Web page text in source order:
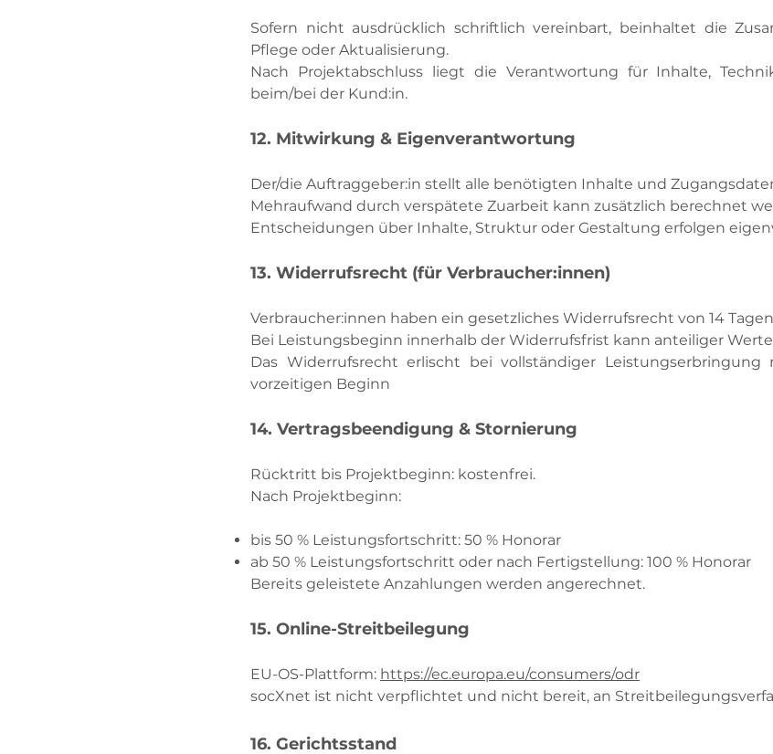
Sofern nicht ausdrücklich schriftlich vereinbart, beinhaltet die
Pflege oder Aktualisierung.
Nach Projektabschluss liegt die Verantwortung für Inhalte,
beim/bei der Kund:in.
12. Mitwirkung & Eigenverantwortung
Der/die Auftraggeber:in stellt alle benötigten Inhalte und
Mehraufwand durch verspätete Zuarbeit kann zusätzlich berechnet
Entscheidungen über Inhalte, Struktur oder Gestaltung erfolgen
13. Widerrufsrecht (für Verbraucher:innen)
Verbraucher:innen haben ein gesetzliches Widerrufsrecht von 14
Bei Leistungsbeginn innerhalb der Widerrufsfrist kann anteiliger
Das Widerrufsrecht erlischt bei vollständiger
vorzeitigen Beginn
14. Vertragsbeendigung & Stornierung
Rücktritt bis Projektbeginn: kostenfrei.
Nach Projektbeginn:
bis 50 % Leistungsfortschritt: 50 % Honorar
ab 50 % Leistungsfortschritt oder nach Fertigstellung: 100 % Honorar
Bereits geleistete Anzahlungen werden angerechnet.
15. Online-Streitbeilegung
EU-OS-Plattform: https://ec.europa.eu/consumers/odr
socXnet ist nicht verpflichtet und nicht bereit, an
16. Gerichtsstand